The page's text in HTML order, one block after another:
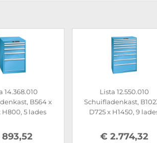
14.368.010
B564 x
H800, 5 lades
Lista 12.550.010
Schuifladenkast,
D725 x H1450, 9
€ 2.774,32